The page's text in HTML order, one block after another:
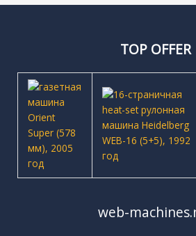
TOP OFFER
web-